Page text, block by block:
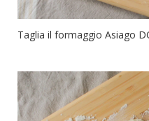
Taglia il formaggio Asiago